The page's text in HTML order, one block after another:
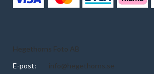
Hegethorns Foto AB
E-post:
info@hegethorns.se